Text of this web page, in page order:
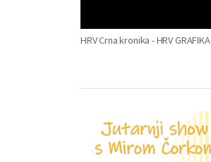
HRV Crna kronika - HRV GRAFIKA